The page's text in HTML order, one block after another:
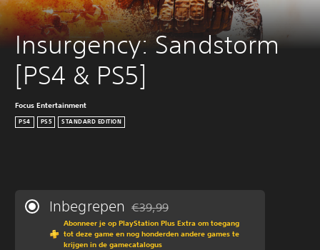
Insurgency: Sandstorm
[PS4 & PS5]
Focus Entertainment
PS4 PS5 STANDARD EDITION
Inbegrepen Korting ten opzichte van de
€39,99
Abonneer je op PlayStation Plus Extra om toegang
tot deze game en nog honderden andere games te
krijgen in de gamecatalogus